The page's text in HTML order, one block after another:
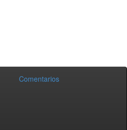
Comentarios